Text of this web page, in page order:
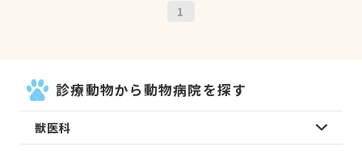
1
診療動物から動物病院を探す
獣医科